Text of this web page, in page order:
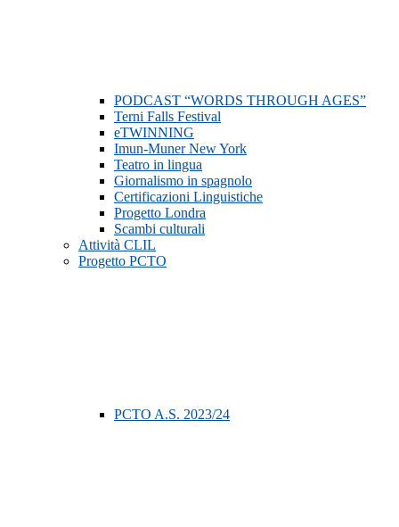
PODCAST “WORDS THROUGH AGES”
Terni Falls Festival
eTWINNING
Imun-Muner New York
Teatro in lingua
Giornalismo in spagnolo
Certificazioni Linguistiche
Progetto Londra
Scambi culturali
Attività CLIL
Progetto PCTO
PCTO A.S. 2023/24